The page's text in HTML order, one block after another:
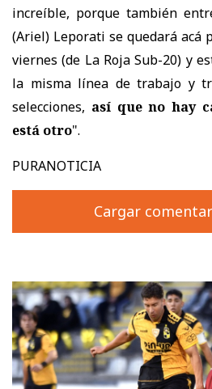
increíble, porque también
(Ariel) Leporati se quedará acá
viernes (de La Roja Sub-20) y
la misma línea de trabajo y
selecciones, así que no hay
está otro".
PURANOTICIA
Cargar